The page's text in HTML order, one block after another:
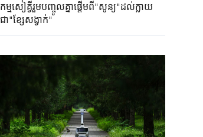
កម្មសៀគ្វីរួមបញ្ចូលគ្នាផ្តើមពី"សូន្យ"ដល់ក្លាយ
ជា"ខ្សែសង្វាក់"